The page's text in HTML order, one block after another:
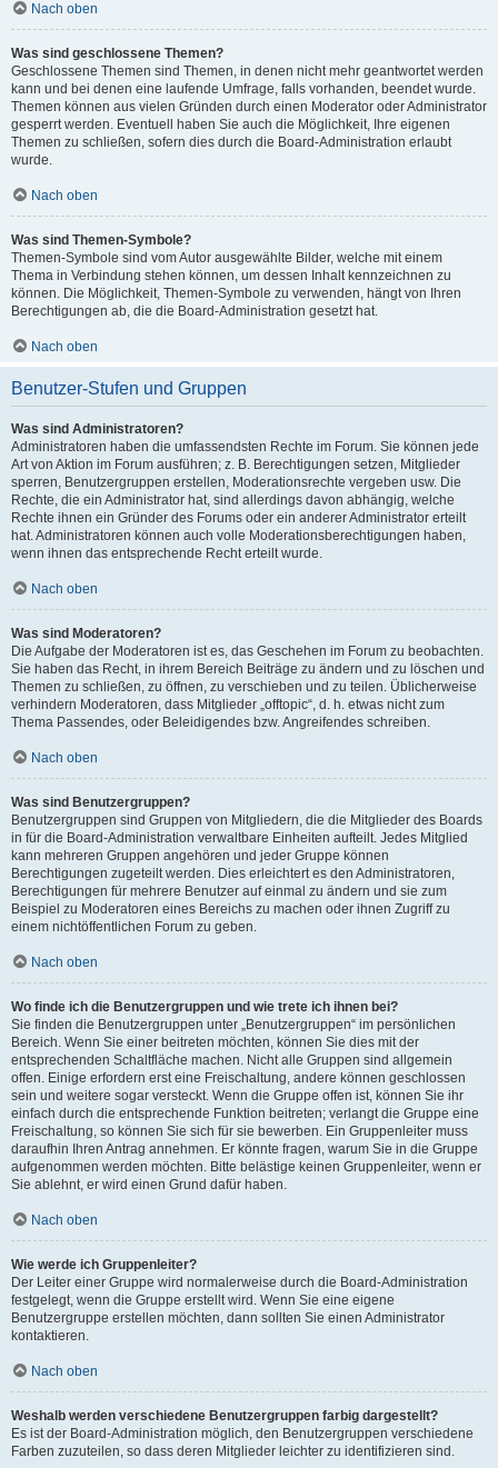
Nach oben
Was sind geschlossene Themen?
Geschlossene Themen sind Themen, in denen nicht mehr geantwortet werden
kann und bei denen eine laufende Umfrage, falls vorhanden, beendet wurde.
Themen können aus vielen Gründen durch einen Moderator oder Administrator
gesperrt werden. Eventuell haben Sie auch die Möglichkeit, Ihre eigenen
Themen zu schließen, sofern dies durch die Board-Administration erlaubt
wurde.
Nach oben
Was sind Themen-Symbole?
Themen-Symbole sind vom Autor ausgewählte Bilder, welche mit einem
Thema in Verbindung stehen können, um dessen Inhalt kennzeichnen zu
können. Die Möglichkeit, Themen-Symbole zu verwenden, hängt von Ihren
Berechtigungen ab, die die Board-Administration gesetzt hat.
Nach oben
Benutzer-Stufen und Gruppen
Was sind Administratoren?
Administratoren haben die umfassendsten Rechte im Forum. Sie können jede
Art von Aktion im Forum ausführen; z. B. Berechtigungen setzen, Mitglieder
sperren, Benutzergruppen erstellen, Moderationsrechte vergeben usw. Die
Rechte, die ein Administrator hat, sind allerdings davon abhängig, welche
Rechte ihnen ein Gründer des Forums oder ein anderer Administrator erteilt
hat. Administratoren können auch volle Moderationsberechtigungen haben,
wenn ihnen das entsprechende Recht erteilt wurde.
Nach oben
Was sind Moderatoren?
Die Aufgabe der Moderatoren ist es, das Geschehen im Forum zu beobachten.
Sie haben das Recht, in ihrem Bereich Beiträge zu ändern und zu löschen und
Themen zu schließen, zu öffnen, zu verschieben und zu teilen. Üblicherweise
verhindern Moderatoren, dass Mitglieder „offtopic“, d. h. etwas nicht zum
Thema Passendes, oder Beleidigendes bzw. Angreifendes schreiben.
Nach oben
Was sind Benutzergruppen?
Benutzergruppen sind Gruppen von Mitgliedern, die die Mitglieder des Boards
in für die Board-Administration verwaltbare Einheiten aufteilt. Jedes Mitglied
kann mehreren Gruppen angehören und jeder Gruppe können
Berechtigungen zugeteilt werden. Dies erleichtert es den Administratoren,
Berechtigungen für mehrere Benutzer auf einmal zu ändern und sie zum
Beispiel zu Moderatoren eines Bereichs zu machen oder ihnen Zugriff zu
einem nichtöffentlichen Forum zu geben.
Nach oben
Wo finde ich die Benutzergruppen und wie trete ich ihnen bei?
Sie finden die Benutzergruppen unter „Benutzergruppen“ im persönlichen
Bereich. Wenn Sie einer beitreten möchten, können Sie dies mit der
entsprechenden Schaltfläche machen. Nicht alle Gruppen sind allgemein
offen. Einige erfordern erst eine Freischaltung, andere können geschlossen
sein und weitere sogar versteckt. Wenn die Gruppe offen ist, können Sie ihr
einfach durch die entsprechende Funktion beitreten; verlangt die Gruppe eine
Freischaltung, so können Sie sich für sie bewerben. Ein Gruppenleiter muss
daraufhin Ihren Antrag annehmen. Er könnte fragen, warum Sie in die Gruppe
aufgenommen werden möchten. Bitte belästige keinen Gruppenleiter, wenn er
Sie ablehnt, er wird einen Grund dafür haben.
Nach oben
Wie werde ich Gruppenleiter?
Der Leiter einer Gruppe wird normalerweise durch die Board-Administration
festgelegt, wenn die Gruppe erstellt wird. Wenn Sie eine eigene
Benutzergruppe erstellen möchten, dann sollten Sie einen Administrator
kontaktieren.
Nach oben
Weshalb werden verschiedene Benutzergruppen farbig dargestellt?
Es ist der Board-Administration möglich, den Benutzergruppen verschiedene
Farben zuzuteilen, so dass deren Mitglieder leichter zu identifizieren sind.